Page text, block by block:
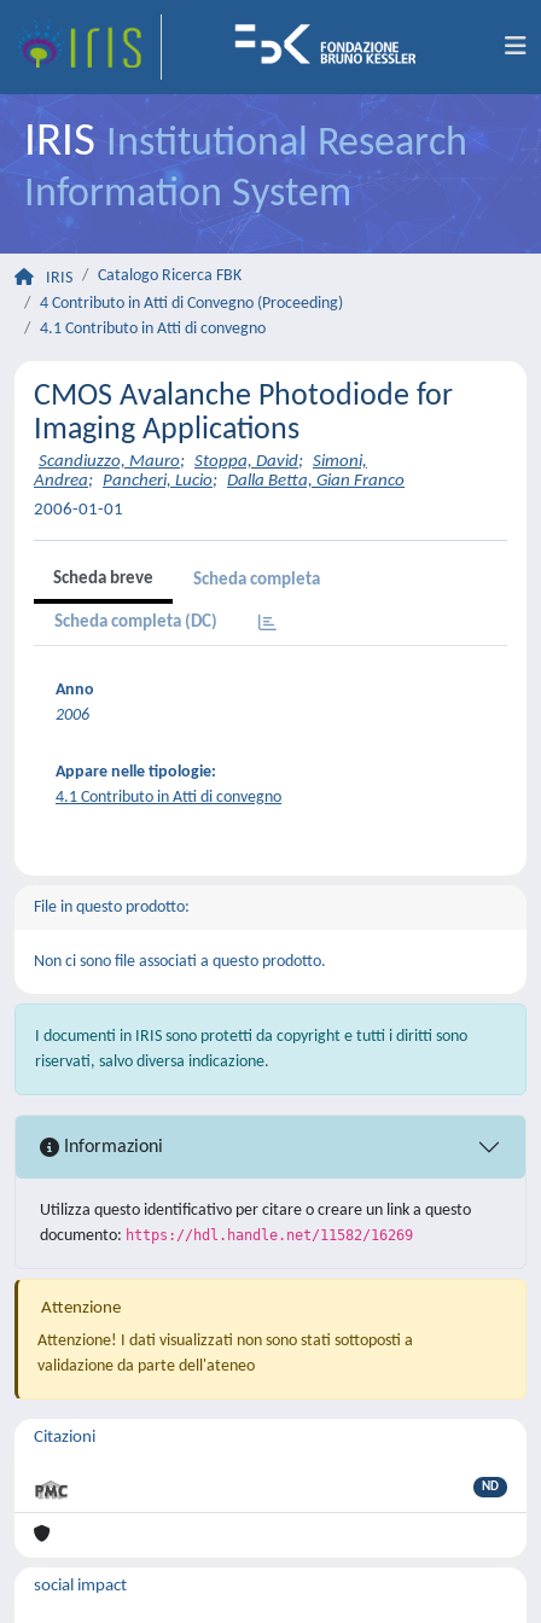
IRIS Institutional Research
Information System
IRIS
Catalogo Ricerca FBK
4 Contributo in Atti di Convegno (Proceeding)
4.1 Contributo in Atti di convegno
CMOS Avalanche Photodiode for
Imaging Applications
Scandiuzzo, Mauro; Stoppa, David; Simoni,
Andrea; Pancheri, Lucio; Dalla Betta, Gian Franco
2006-01-01
Scheda breve Scheda completa
Scheda completa (DC)
Anno
2006
Appare nelle tipologie:
4.1 Contributo in Atti di convegno
File in questo prodotto:
Non ci sono file associati a questo prodotto.
I documenti in IRIS sono protetti da copyright e tutti i diritti sono
riservati, salvo diversa indicazione.
Informazioni
Utilizza questo identificativo per citare o creare un link a questo
documento: https://hdl.handle.net/11582/16269
Attenzione
Attenzione! I dati visualizzati non sono stati sottoposti a
validazione da parte dell'ateneo
Citazioni
ND
social impact